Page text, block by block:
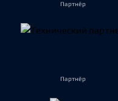
Партнёр
Партнёр